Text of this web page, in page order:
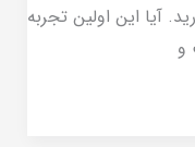
آیا این اولین تجربه
و